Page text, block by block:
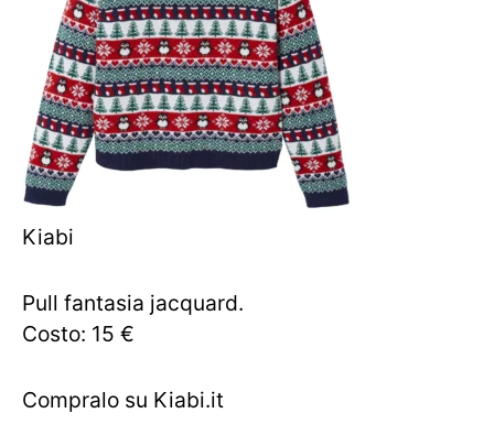
Kiabi
Pull fantasia jacquard.
Costo: 15 €
Compralo su Kiabi.it